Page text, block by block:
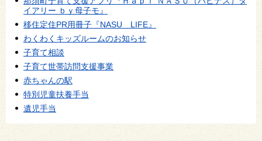
イアリー ｂｙ母子モ』
移住定住PR用冊子『NASU LIFE』
わくわくキッズルームのお知らせ
子育て相談
子育て世帯訪問支援事業
赤ちゃんの駅
特別児童扶養手当
遺児手当